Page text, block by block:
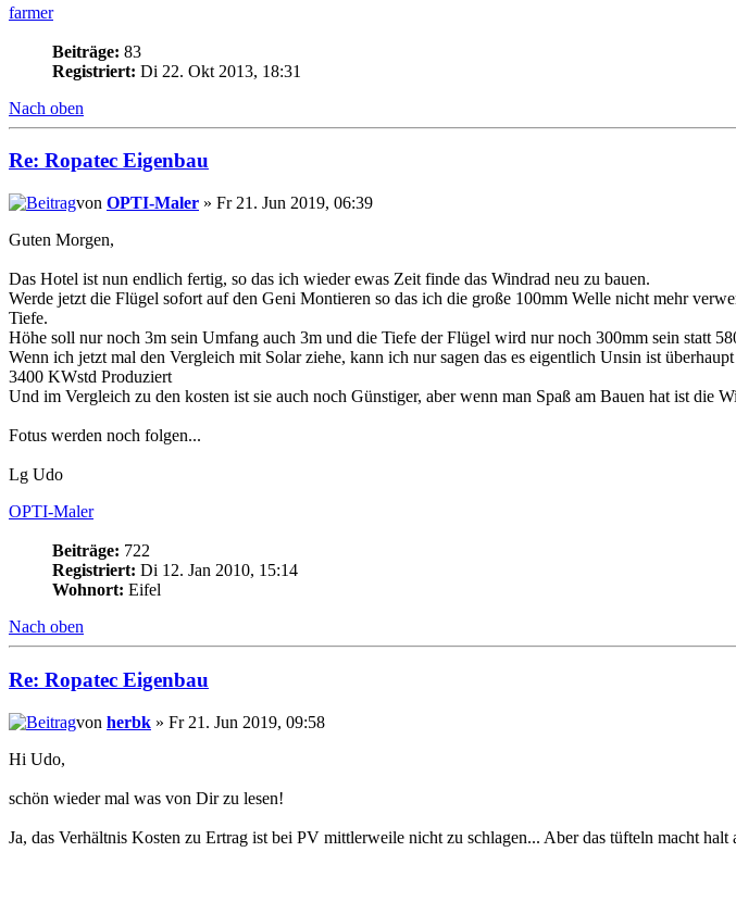
farmer
Beiträge: 83
Registriert: Di 22. Okt 2013, 18:31
Nach oben
Re: Ropatec Eigenbau
von OPTI-Maler » Fr 21. Jun 2019, 06:39
Guten Morgen,
Das Hotel ist nun endlich fertig, so das ich wieder ewas Zeit finde das Windrad neu zu bauen.
Werde jetzt die Flügel sofort auf den Geni Montieren so das ich die große 100mm Welle nicht mehr
Tiefe.
Höhe soll nur noch 3m sein Umfang auch 3m und die Tiefe der Flügel wird nur noch 300mm sein statt
Wenn ich jetzt mal den Vergleich mit Solar ziehe, kann ich nur sagen das es eigentlich Unsin ist
3400 KWstd Produziert
Und im Vergleich zu den kosten ist sie auch noch Günstiger, aber wenn man Spaß am Bauen hat ist die
Fotus werden noch folgen...
Lg Udo
OPTI-Maler
Beiträge: 722
Registriert: Di 12. Jan 2010, 15:14
Wohnort: Eifel
Nach oben
Re: Ropatec Eigenbau
von herbk » Fr 21. Jun 2019, 09:58
Hi Udo,
schön wieder mal was von Dir zu lesen!
Ja, das Verhältnis Kosten zu Ertrag ist bei PV mittlerweile nicht zu schlagen... Aber das tüfteln macht halt